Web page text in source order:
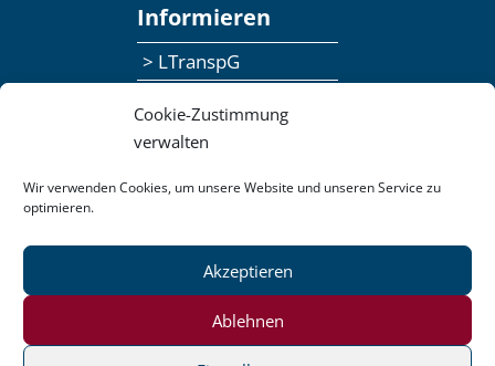
Cookie-Zustimmung
verwalten
Wir verwenden Cookies, um unsere Website und unseren Service zu
optimieren.
Akzeptieren
Ablehnen
Informieren
> LTranspG
> Publikationen
Datenschutzerklärung
Impressum
Pressemitteilungen
Barrierefreiheit